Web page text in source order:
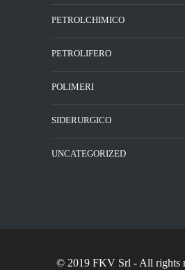
PETROLCHIMICO
PETROLIFERO
POLIMERI
SIDERURGICO
UNCATEGORIZED
© 2019 FKV Srl - All rights